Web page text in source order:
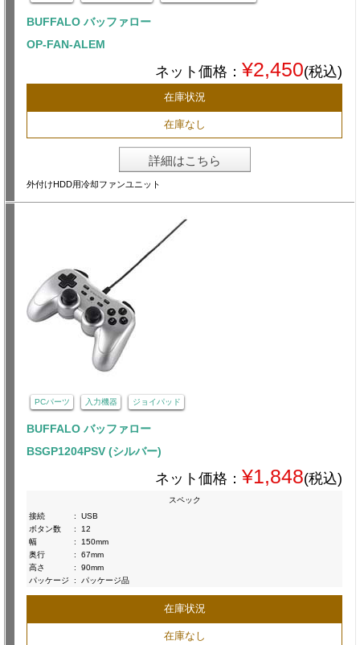
BUFFALO バッファロー
OP-FAN-ALEM
ネット価格： ¥2,450(税込)
在庫状況
在庫なし
詳細はこちら
外付けHDD用冷却ファンユニット
PCパーツ 入力機器 ジョイパッド
BUFFALO バッファロー
BSGP1204PSV (シルバー)
ネット価格： ¥1,848(税込)
スペック
接続
:
USB
ボタン数
:
12
幅
:
150mm
奥行
:
67mm
高さ
:
90mm
パッケージ
: パッケージ品
在庫状況
在庫なし